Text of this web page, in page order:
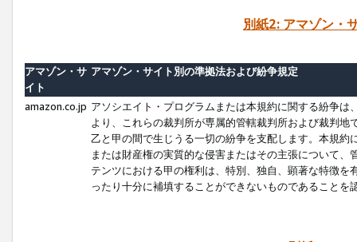
別紙2: アマゾン・
アマゾン・サ
イト
アマゾン・サイト別の準拠法および紛争規定
amazon.co.jp アソシエイト・プログラムまたは本規約に関する紛争
より、これらの裁判所が専属的管轄裁判所および裁判
乙と甲の間で生じうる一切の紛争を支配します。本規
または財産権の実質的な侵害またはその主張について
テンツにおける甲の権利は、特別、独自、顕著な特徴
ったり十分に補填することができないものであることを